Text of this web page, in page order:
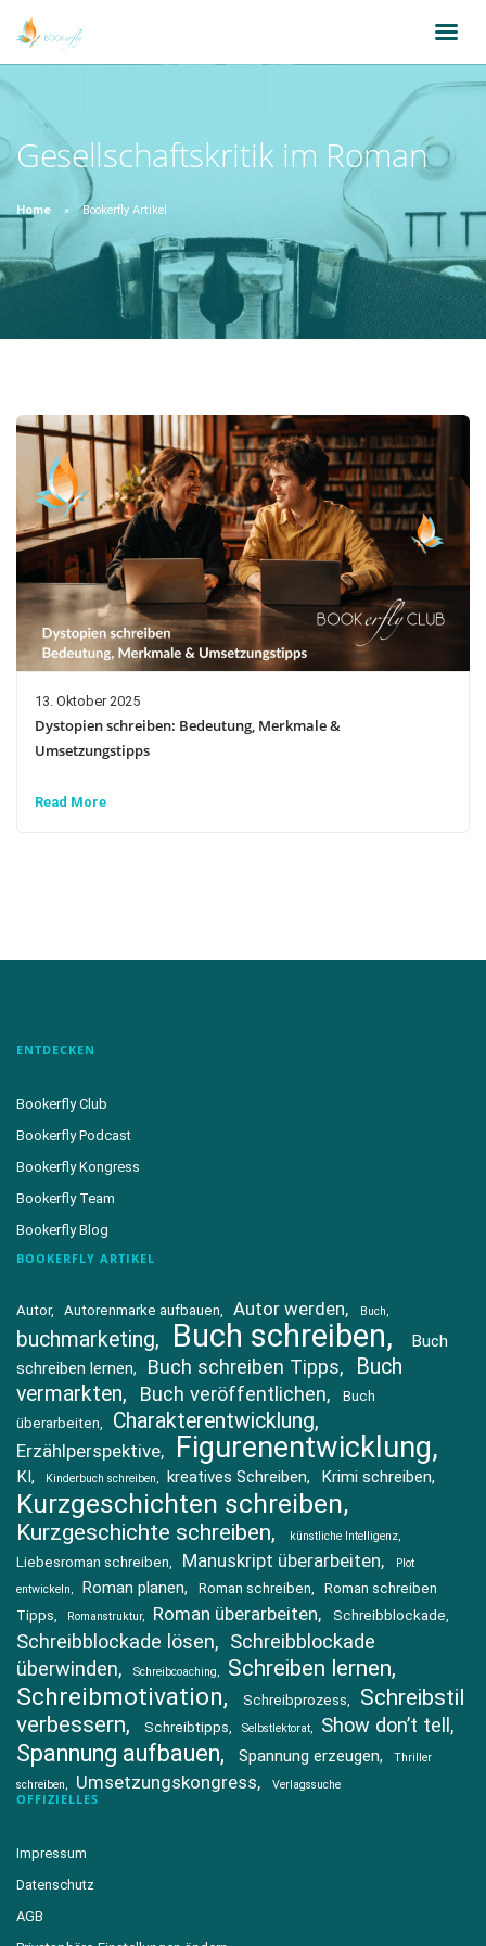
Gesellschaftskritik im Roman
Home Bookerfly Artikel
13. Oktober 2025
Dystopien schreiben: Bedeutung, Merkmale &
Umsetzungstipps
Read More
ENTDECKEN
Bookerfly Club
Bookerfly Podcast
Bookerfly Kongress
Bookerfly Team
Bookerfly Blog
BOOKERFLY ARTIKEL
Autor Autorenmarke aufbauen Autor werden Buch
buchmarketing Buch schreiben
Buch
schreiben lernen
Buch schreiben Tipps
Buch
vermarkten
Buch veröffentlichen
Buch
überarbeiten
Charakterentwicklung
Erzählperspektive Figurenentwicklung
KI Kinderbuch schreiben kreatives Schreiben Krimi schreiben
Kurzgeschichten schreiben
Kurzgeschichte schreiben künstliche Intelligenz
Liebesroman schreiben Manuskript überarbeiten
Plot
entwickeln
Roman planen Roman schreiben
Roman schreiben
Tipps
Romanstruktur Roman überarbeiten Schreibblockade
Schreibblockade lösen
Schreibblockade
überwinden
Schreibcoaching Schreiben lernen
Schreibmotivation Schreibprozess
Schreibstil
verbessern
Schreibtipps Selbstlektorat Show don’t tell
Spannung aufbauen Spannung erzeugen
Thriller
schreiben
Umsetzungskongress Verlagssuche
OFFIZIELLES
Impressum
Datenschutz
AGB